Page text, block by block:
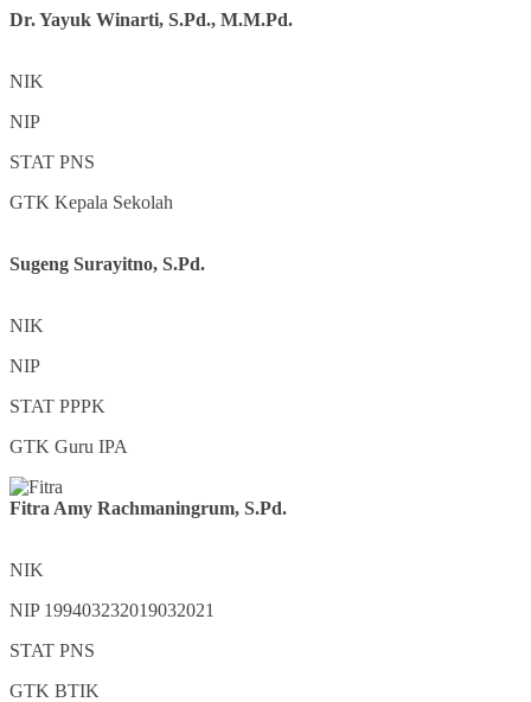
Dr. Yayuk Winarti, S.Pd., M.M.Pd.
NIK
NIP
STAT PNS
GTK Kepala Sekolah
Sugeng Surayitno, S.Pd.
NIK
NIP
STAT PPPK
GTK Guru IPA
Fitra Amy Rachmaningrum, S.Pd.
NIK
NIP 199403232019032021
STAT PNS
GTK BTIK